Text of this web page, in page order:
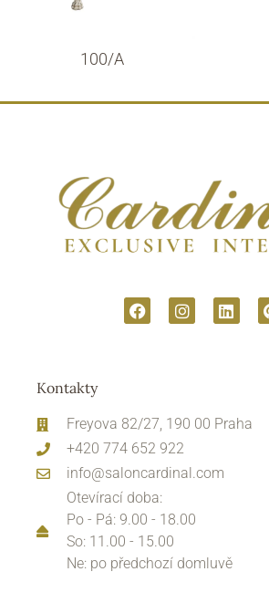
100/A
Kontakty
Freyova 82/27, 190 00 Praha
+420 774 652 922
info@saloncardinal.com
Otevírací doba:
Po - Pá: 9.00 - 18.00
So: 11.00 - 15.00
Ne: po předchozí domluvě